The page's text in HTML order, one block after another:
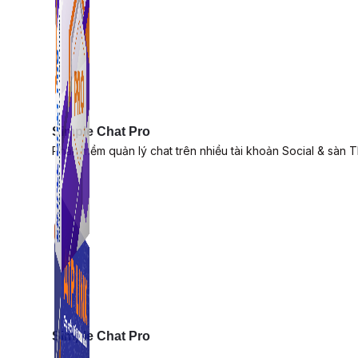
Simple Chat Pro
Phần mềm quản lý chat trên nhiều tài khoản Social & sàn
Simple Chat Pro